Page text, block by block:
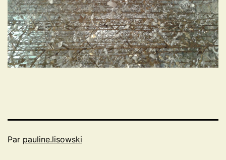
Par pauline.lisowski